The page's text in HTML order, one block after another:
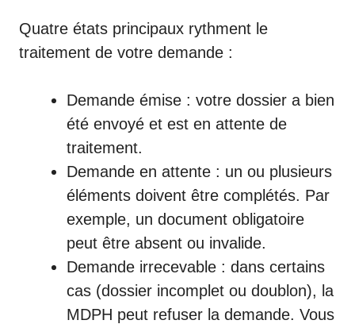
Quatre états principaux rythment le
traitement de votre demande :
Demande émise : votre dossier a bien
été envoyé et est en attente de
traitement.
Demande en attente : un ou plusieurs
éléments doivent être complétés. Par
exemple, un document obligatoire
peut être absent ou invalide.
Demande irrecevable : dans certains
cas (dossier incomplet ou doublon), la
MDPH peut refuser la demande. Vous